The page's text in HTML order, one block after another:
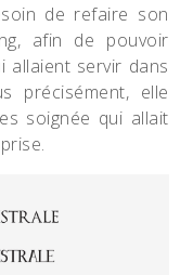
de refaire son
afin de pouvoir
allaient servir dans
précisément, elle
soignée qui allait